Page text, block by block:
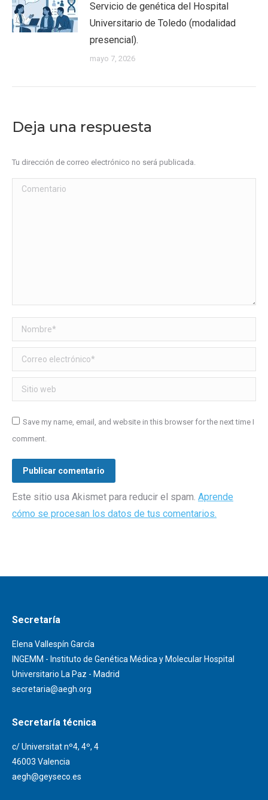
Servicio de genética del Hospital
Universitario de Toledo (modalidad
presencial).
mayo 7, 2026
Deja una respuesta
Tu dirección de correo electrónico no será publicada.
Comentario
Nombre *
Correo electrónico *
Sitio web
Save my name, email, and website in this browser for the next time I
comment.
Publicar comentario
Este sitio usa Akismet para reducir el spam. Aprende
cómo se procesan los datos de tus comentarios.
Secretaría
Elena Vallespín García
INGEMM - Instituto de Genética Médica y Molecular Hospital
Universitario La Paz - Madrid
secretaria@aegh.org
Secretaría técnica
c/ Universitat nº4, 4º, 4
46003 Valencia
aegh@geyseco.es